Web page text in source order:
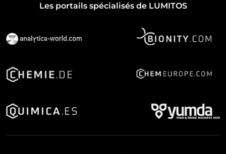
Les portails spécialisés de LUMITOS